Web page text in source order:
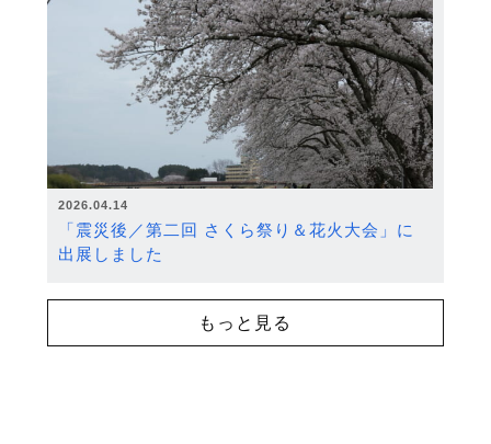
2026.04.14
「震災後／第二回 さくら祭り＆花火大会」に
出展しました
もっと見る